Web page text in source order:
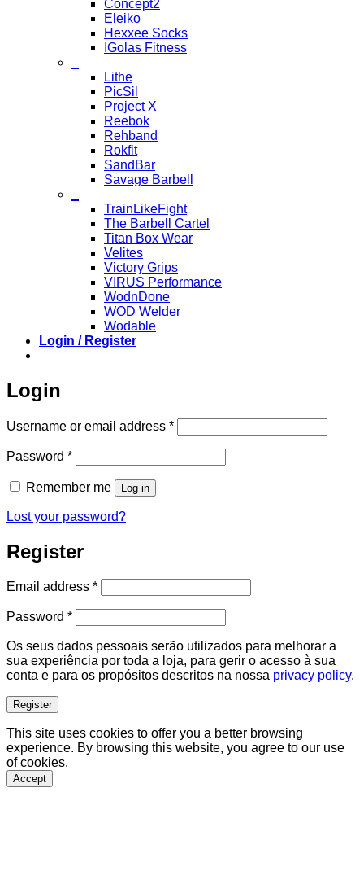
Concept2
Eleiko
Hexxee Socks
IGolas Fitness
Lithe
PicSil
Project X
Reebok
Rehband
Rokfit
SandBar
Savage Barbell
TrainLikeFight
The Barbell Cartel
Titan Box Wear
Velites
Victory Grips
VIRUS Performance
WodnDone
WOD Welder
Wodable
Login / Register
Login
Username or email address *Required
Password *Required
Remember me Log in
Lost your password?
Register
Email address *Required
Password *Required
Os seus dados pessoais serão utilizados para melhorar a
sua experiência por toda a loja, para gerir o acesso à sua
conta e para os propósitos descritos na nossa privacy policy.
Register
This site uses cookies to offer you a better browsing
experience. By browsing this website, you agree to our use
of cookies.
Accept